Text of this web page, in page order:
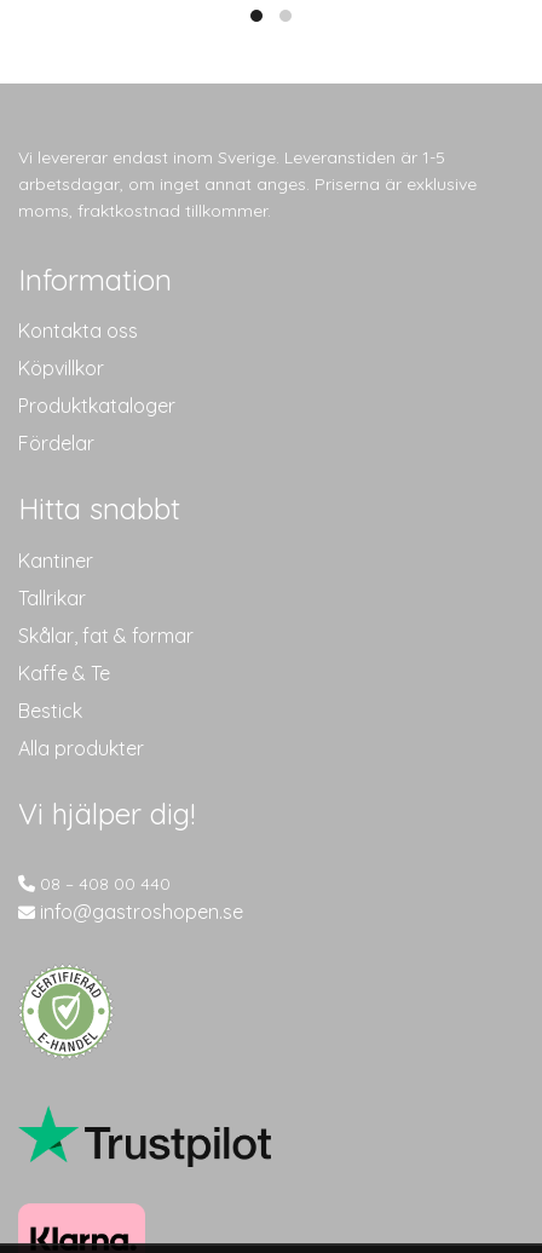
Vi levererar endast inom Sverige. Leveranstiden är 1-5
arbetsdagar, om inget annat anges. Priserna är exklusive
moms, fraktkostnad tillkommer.
Information
Kontakta oss
Köpvillkor
Produktkataloger
Fördelar
Hitta snabbt
Kantiner
Tallrikar
Skålar, fat & formar
Kaffe & Te
Bestick
Alla produkter
Vi hjälper dig!
08 – 408 00 440
info@gastroshopen.se